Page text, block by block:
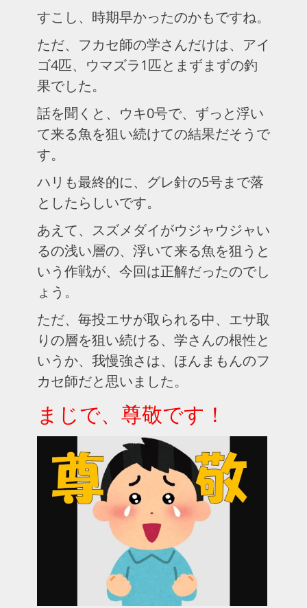
すこし、時期早かったのかもですね。
ただ、フカセ師の学さんだけは、アイ
ゴ4匹、ウマズラ1匹とまずまずの釣
果でした。
話を聞くと、ウキ0号で、ずっと浮い
て来る魚を狙い続けての結果だそうで
す。
ハリも最終的に、グレ針の5号まで落
としたらしいです。
あえて、スズメダイがウジャウジャい
るの浅い層の、浮いて来る魚を狙うと
いう作戦が、今回は正解だったのでし
ょう。
ただ、毎投エサが取られる中、エサ取
りの層を狙い続ける、学さんの根性と
いうか、我慢強さは、ほんまもんのフ
カセ師だと思いました。
まじで、尊敬です！